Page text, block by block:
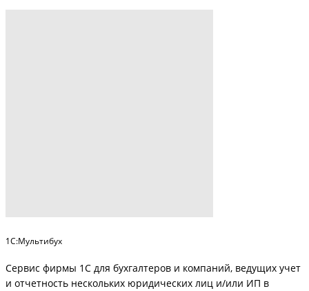
1С:Мультибух
Сервис фирмы 1С для бухгалтеров и компаний, ведущих учет
и отчетность нескольких юридических лиц и/или ИП в